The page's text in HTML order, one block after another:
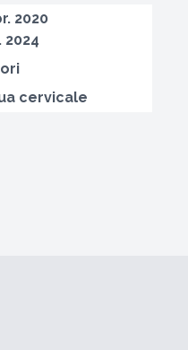
2020
2024
cervicale